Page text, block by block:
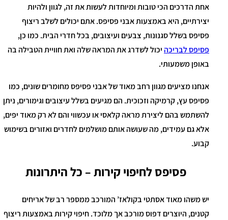
אחת הדרכים הכי טובות ומיוחדות לעשות את זה, לגוון ולהיות
יצירתיים, היא באמצעות אבני פסיפס. אתם יכולים לשלב ריצוף
פסיפס בשלל סגנונות, צבעים ועיצובים, בכל חדרי הבית. כמו כן,
פסיפס לבריכהיכול לשדרג את המראה שלה ואת חוויית הטבילה בה
באופן משמעותי.
אנחנו מציעים מגוון רחב מאוד של אבני פסיפס מחומרים שונים, כמו
פסיפס עץ, קרמיקה וזכוכית. הם מגיעים בשלל עיצובים וגימורים, ניתן
להשתמש בהם ליצירת מראה קלאסי או עכשווי והם לא רק מאוד יפים,
אלא גם עמידים, מה שעושה אותם מושלמים לחדרים ואזורים בשימוש
קבוע.
פסיפס לחיפוי קירות – כל היתרונות
יש משהו מאוד אסתטי בקולאז’ המורכב ממספר רב של אריחים
קטנים, היוצרים דפוס מורכב אך מלוכד. חיפוי קירות באמצעות ריצוף